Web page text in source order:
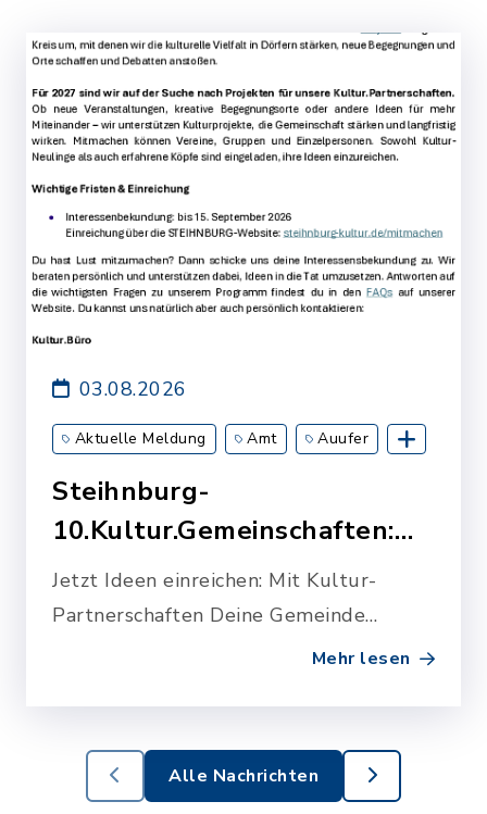
Steihnburg-
10.Kultur.Gemeinschaften:
Suche nach Pr…
Jetzt Ideen einreichen: Mit Kultur-
Partnerschaften Deine Gemeinde
03.08.2026
Aktuelle Meldung Amt
Auufer
Breitenberg
Kronsmoor
Lägerdorf
Moordiek
Mehr lesen
Alle Nachrichten